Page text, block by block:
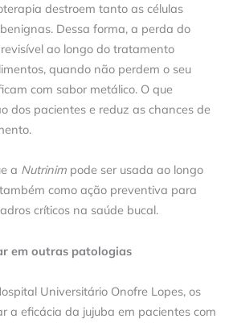
destroem tanto as células
Dessa forma, a perda do
ao longo do tratamento
quando não perdem o seu
com sabor metálico. O que
dos pacientes e reduz as chances de
a Nutrinim pode ser usada ao longo
como ação preventiva para
críticos na saúde bucal.
em outras patologias
Universitário Onofre Lopes, os
a eficácia da jujuba em pacientes com